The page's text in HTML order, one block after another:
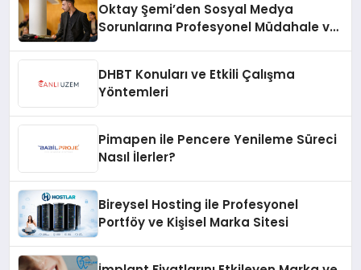
Oktay Şemi’den Sosyal Medya
Sorunlarına Profesyonel Müdahale ve
DHBT Konuları ve Etkili Çalışma
Yöntemleri
Pimapen ile Pencere Yenileme Süreci
Nasıl İlerler?
Bireysel Hosting ile Profesyonel
Portföy ve Kişisel Marka Sitesi